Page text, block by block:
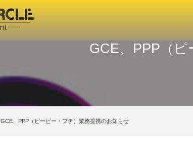
GCE、PPP（
GCE、PPP（ピーピー・プチ）業務提携のお知らせ